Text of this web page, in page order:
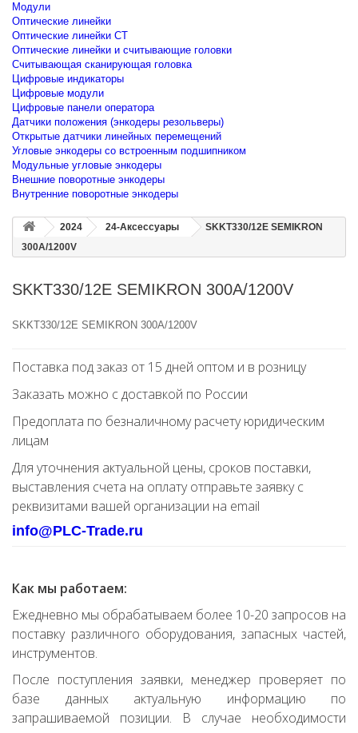
Модули
Оптические линейки
Оптические линейки CT
Оптические линейки и считывающие головки
Считывающая сканирующая головка
Цифровые индикаторы
Цифровые модули
Цифровые панели оператора
Датчики положения (энкодеры резольверы)
Открытые датчики линейных перемещений
Угловые энкодеры со встроенным подшипником
Модульные угловые энкодеры
Внешние поворотные энкодеры
Внутренние поворотные энкодеры
2024 24-Аксессуары
SKKT330/12E SEMIKRON
300A/1200V
SKKT330/12E SEMIKRON 300A/1200V
SKKT330/12E SEMIKRON 300A/1200V
Поставка под заказ от 15 дней оптом и в розницу
Заказать можно с доставкой по России
Предоплата по безналичному расчету юридическим
лицам
Для уточнения актуальной цены, сроков поставки,
выставления счета на оплату отправьте заявку с
реквизитами вашей организации на email
info@PLC-Trade.ru
Как мы работаем:
Ежедневно мы обрабатываем более 10-20 запросов на
поставку различного оборудования, запасных частей,
инструментов.
После поступления заявки, менеджер проверяет по
базе данных актуальную информацию по
запрашиваемой позиции. В случае необходимости